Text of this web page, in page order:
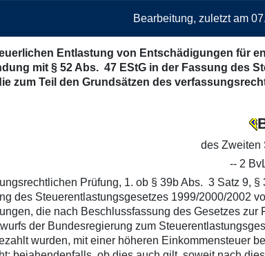
Bearbeitung, zuletzt am
Entlastung von Entschädigungen für
mit § 52 Abs. 47 EStG in der Fassung des
zum Teil den Grundsätzen des
des Zweiten
-- 2
Prüfung, 1. ob § 39b Abs. 3 Satz 9,
des Steuerentlastungsgesetzes 1999/2000/2002
die nach Beschlussfassung des Gesetzes
der Bundesregierung zum
wurden, mit einer höheren Einkommensteuer